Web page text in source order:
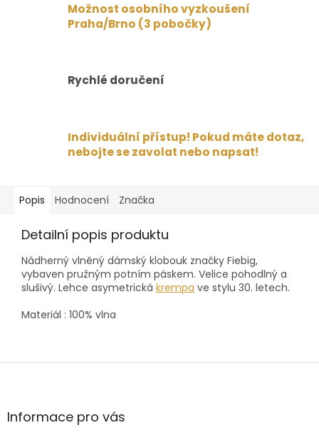
Možnost osobního vyzkoušení
Praha/Brno (3 pobočky)
Rychlé doručení
Individuální přístup! Pokud máte dotaz,
nebojte se zavolat nebo napsat!
Popis Hodnocení Značka
Detailní popis produktu
Nádherný vlněný dámský klobouk značky Fiebig,
vybaven pružným potním páskem. Velice pohodlný a
slušivý. Lehce asymetrická krempa ve stylu 30. letech.
Materiál : 100% vlna
Z
aInformace pro vás